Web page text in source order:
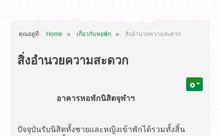
คุณอยู่ที่: Home เกี่ยวกับหอพัก สิ่งอำนวยความสะดวก
สิ่งอำนวยความสะดวก
อาคารหอพักนิสิตจุฬาฯ
ปัจจุบันรับนิสิตทั้งชายและหญิงเข้าพักได้รวมทั้งสิ้น